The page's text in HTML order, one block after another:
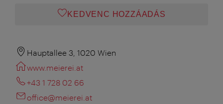
KEDVENC HOZZÁADÁS
Hauptallee 3, 1020 Wien
www.meierei.at
+43 1 728 02 66
office@meierei.at